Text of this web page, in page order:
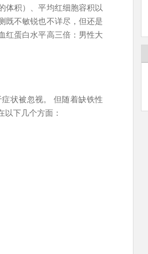
体积）、平均红细胞容积以
既不敏锐也不详尽，但还是
红蛋白水平高三倍：男性大
状被忽视。 但随着缺铁性
下几个方面：